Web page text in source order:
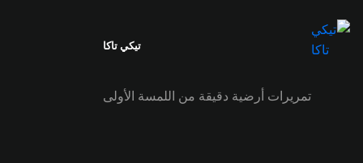
تيكي تاكا
تمريرات أرضية دقيقة من اللمسة الأولى